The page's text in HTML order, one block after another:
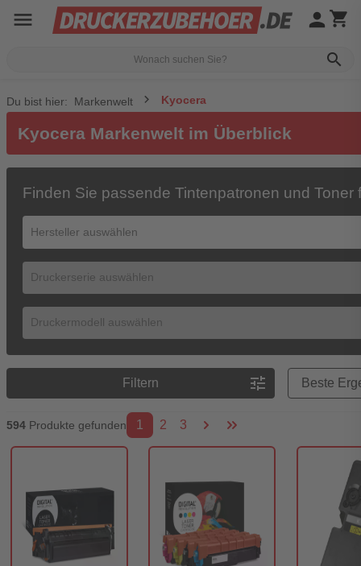
menu
search
person shopping_cart
Du bist hier: Markenwelt Kyocera
Kyocera Markenwelt im Überblick
Finden Sie passende Tintenpatronen und Toner
Filtern tune
594 Produkte gefunden 1 2 3